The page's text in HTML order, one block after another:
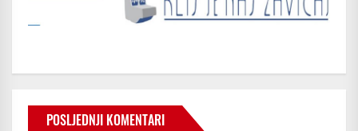
POSLJEDNJI KOMENTARI